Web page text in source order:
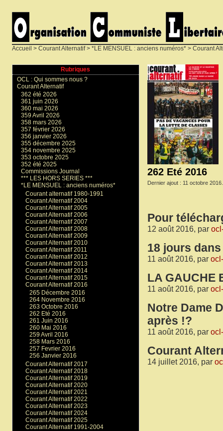
Accueil > Courant Alternatif> *LE MENSUEL : anciens numéros* > Courant
262 Eté 2016
Dernier ajout : 11 octobre 2016.
Pour
12 août 2016, par
18 jours dans
11 août 2016, par
LA GAUCHE
11 août 2016, par
Notre Dame
après !?
11 août 2016, par
Courant
14 juillet 2016, par
Rubriques
OCL : Qui sommes nous ?
Courant Alternatif
362 été 2026
361 juin 2026
360 mai 2026
359 Avril 2026
358 mars 2026
357 février 2026
356 janvier 2026
355 décembre 2025
354 novembre 2025
353 octobre 2025
352 été 2025
Commissions Journal
*** LES HORS SERIES ***
*LE MENSUEL : anciens numéros*
Courant alternatif 1980-1991
Courant Alternatif 2004
Courant Alternatif 2005
Courant Alternatif 2006
Courant Alternatif 2007
Courant Alternatif 2008
Courant Alternatif 2009
Courant Alternatif 2010
Courant Alternatif 2011
Courant Alternatif 2012
Courant Alternatif 2013
Courant Alternatif 2014
Courant Alternatif 2015
Courant Alternatif 2016
265 Décembre 2016
264 Novembre 2016
263 Octobre 2016
262 Eté 2016
261 Juin 2016
260 Mai 2016
259 Avril 2016
258 Mars 2016
257 Fevrier 2016
256 Janvier 2016
Courant Alternatif 2017
Courant Alternatif 2018
Courant Alternatif 2019
Courant Alternatif 2020
Courant Alternatif 2021
Courant Alternatif 2022
Courant Alternatif 2023
Courant Alternatif 2024
Courant Alternatif 2025
Courant Alternatif 1991-2004